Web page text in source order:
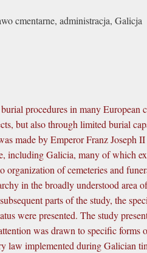
cmentarne, administracja, Galicja
procedures in many European
but also through limited burial
made by Emperor Franz Joseph
including Galicia, many of which
of cemeteries and
in the broadly understood area
parts of the study, the
were presented. The study
was drawn to specific
implemented during Galician